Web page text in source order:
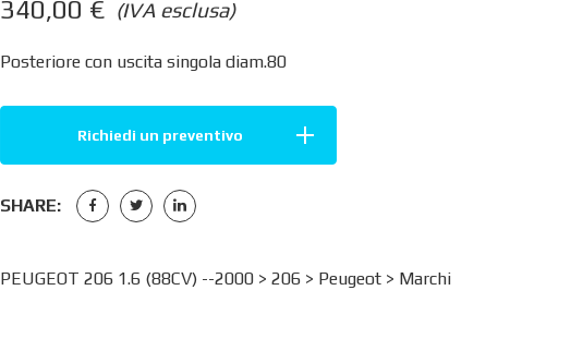
(IVA esclusa)
340,00 €
Posteriore con uscita singola diam.80
Richiedi un preventivo
SHARE:
PEUGEOT 206 1.6 (88CV) --2000 > 206> Peugeot> Marchi